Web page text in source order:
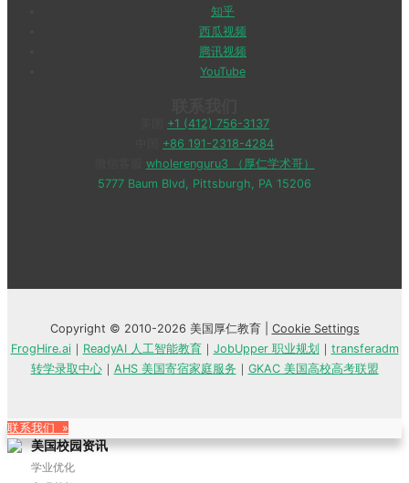
知乎
西瓜视频
腾讯视频
YouTube
+1 (412) 756-3137
+86 191-2318-4284
wholerenguru3 （厚仁学术哥）
5777 Baum Blvd, Pittsburgh, PA 15206
Copyright © 2010-2026 美国厚仁教育 | Cookie Settings
FrogHire.ai｜ ReadyAI 人工智能教育｜ JobUpper 职业规划 ｜ transferadm
转学录取中心｜ AHS 美国寄宿家庭服务 ｜ GKAC 美国高校高考联盟
联系我们 »
美国校园资讯
学业优化